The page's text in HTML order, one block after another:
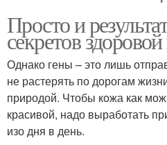
Просто и
секретов
Однако гены – это лишь
не растерять по дорогам
природой. Чтобы кожа как
красивой, надо выработать
изо дня в день.